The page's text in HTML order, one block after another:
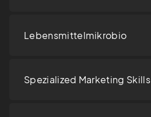
Lebensmittelmikrobio
Spezialized Marketing Skills